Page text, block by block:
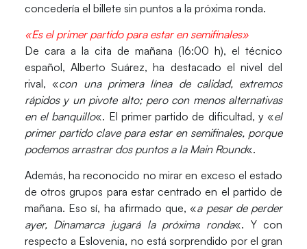
concedería el billete sin puntos a la próxima ronda.
«Es el primer partido para estar en semifinales»
De cara a la cita de mañana (16:00 h), el técnico
español, Alberto Suárez, ha destacado el nivel del
rival, «con una primera línea de calidad, extremos
rápidos y un pivote alto; pero con menos alternativas
en el banquillo«. El primer partido de dificultad, y «el
primer partido clave para estar en semifinales, porque
podemos arrastrar dos puntos a la Main Round«.
Además, ha reconocido no mirar en exceso el estado
de otros grupos para estar centrado en el partido de
mañana. Eso sí, ha afirmado que, «a pesar de perder
ayer, Dinamarca jugará la próxima ronda«. Y con
respecto a Eslovenia, no está sorprendido por el gran